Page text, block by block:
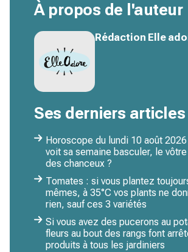
À propos de l'auteur
Rédaction Elle
Ses derniers articles
Horoscope du lundi 10 août
voit sa semaine basculer, le
des chanceux ?
Tomates : si vous plantez
mêmes, à 35°C vos plants ne
rien, sauf ces 3 variétés
Si vous avez des pucerons au
fleurs au bout des rangs font
produits à tous les jardiniers